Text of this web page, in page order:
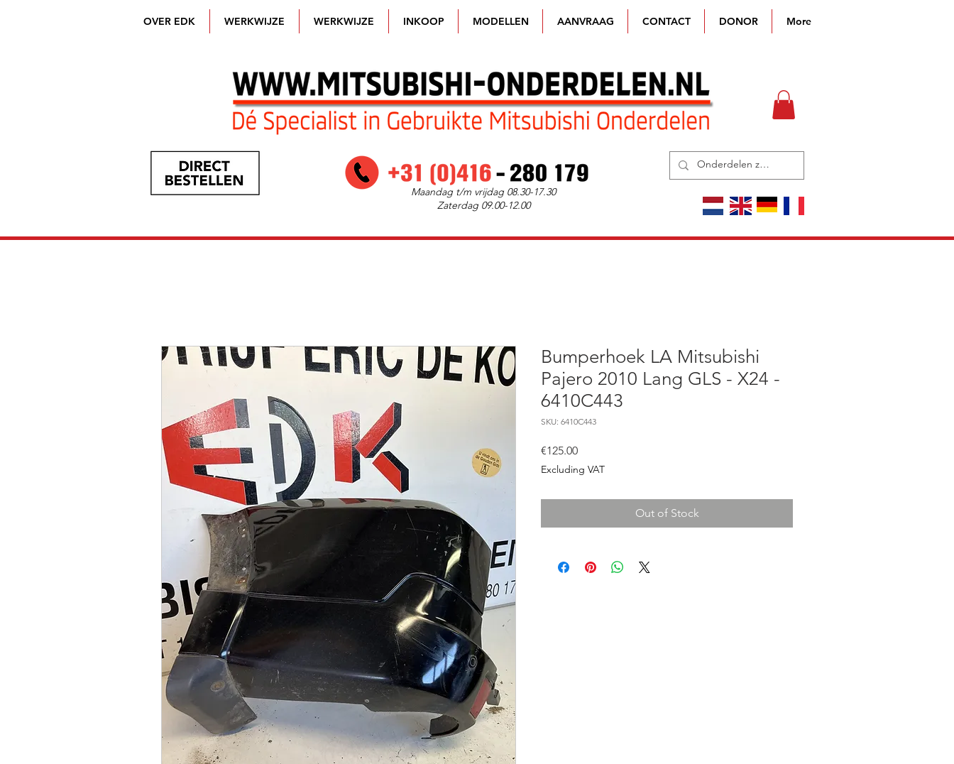
OVER EDK WERKWIJZE WERKWIJZE INKOOP MODELLEN AANVRAAG CONTACT DONOR More
Maandag t/m vrijdag 08.30-17.30
Zaterdag 09.00-12.00
Bumperhoek LA Mitsubishi
Pajero 2010 Lang GLS - X24 -
6410C443
SKU: 6410C443
€125.00Price
Excluding VAT
Out of Stock